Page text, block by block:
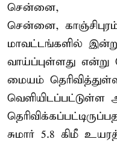
சென்னை,
சென்னை,
மாவட்டங்களில்
வாய்ப்புள்ளது
மையம்
வெளியிடப்பட்டுள்ள
சுமார் 5.8 கிமீ